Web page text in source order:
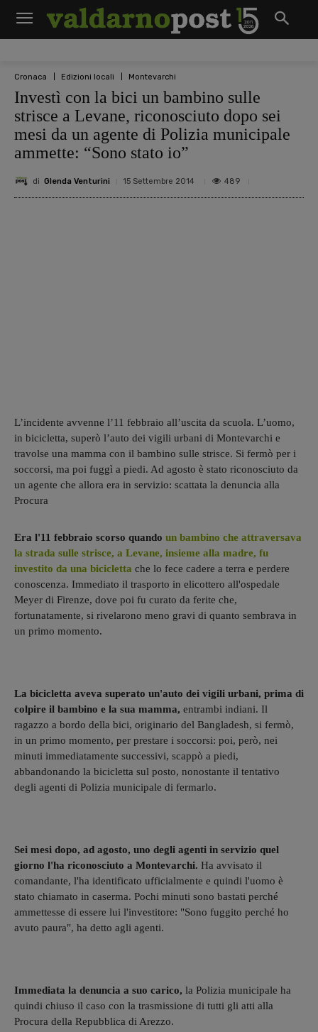
Cronaca Edizioni locali Montevarchi
Investì con la bici un bambino sulle
strisce a Levane, riconosciuto dopo sei
mesi da un agente di Polizia municipale
ammette: “Sono stato io”
di Glenda Venturini 15 Settembre 2014 489
L’incidente avvenne l’11 febbraio all’uscita da scuola. L’uomo,
in bicicletta, superò l’auto dei vigili urbani di Montevarchi e
travolse una mamma con il bambino sulle strisce. Si fermò per i
soccorsi, ma poi fuggì a piedi. Ad agosto è stato riconosciuto da
un agente che allora era in servizio: scattata la denuncia alla
Procura
Era l'11 febbraio scorso quando un bambino che attraversava
la strada sulle strisce, a Levane, insieme alla madre, fu
investito da una bicicletta che lo fece cadere a terra e perdere
conoscenza. Immediato il trasporto in elicottero all'ospedale
Meyer di Firenze, dove poi fu curato da ferite che,
fortunatamente, si rivelarono meno gravi di quanto sembrava in
un primo momento.
La bicicletta aveva superato un'auto dei vigili urbani, prima di
colpire il bambino e la sua mamma, entrambi indiani. Il
ragazzo a bordo della bici, originario del Bangladesh, si fermò,
in un primo momento, per prestare i soccorsi: poi, però, nei
minuti immediatamente successivi, scappò a piedi,
abbandonando la bicicletta sul posto, nonostante il tentativo
degli agenti di Polizia municipale di fermarlo.
Sei mesi dopo, ad agosto, uno degli agenti in servizio quel
giorno l'ha riconosciuto a Montevarchi. Ha avvisato il
comandante, l'ha identificato ufficialmente e quindi l'uomo è
stato chiamato in caserma. Pochi minuti sono bastati perché
ammettesse di essere lui l'investitore: "Sono fuggito perché ho
avuto paura", ha detto agli agenti.
Immediata la denuncia a suo carico, la Polizia municipale ha
quindi chiuso il caso con la trasmissione di tutti gli atti alla
Procura della Repubblica di Arezzo.